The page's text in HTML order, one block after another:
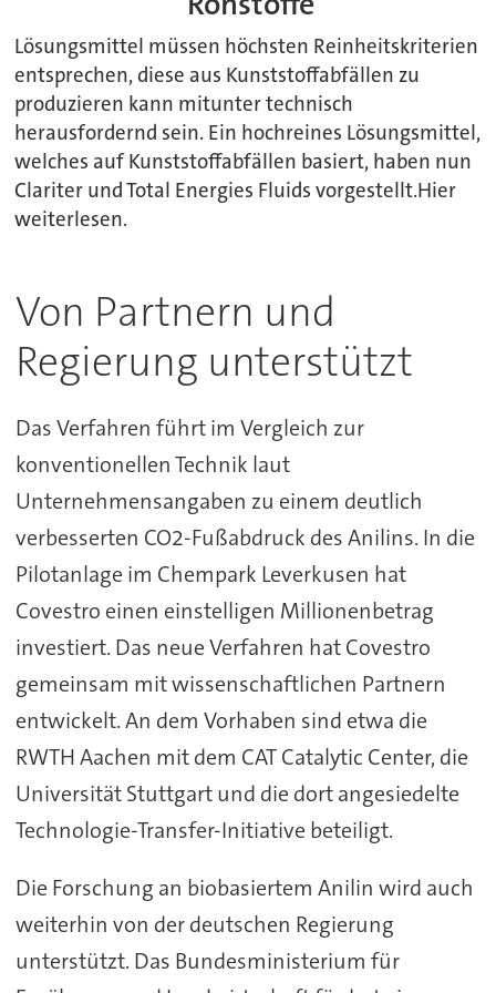
Lösungsmittel müssen höchsten Reinheitskriterien
entsprechen, diese aus Kunststoffabfällen zu
produzieren kann mitunter technisch
herausfordernd sein. Ein hochreines Lösungsmittel,
welches auf Kunststoffabfällen basiert, haben nun
Clariter und Total Energies Fluids vorgestellt.Hier
weiterlesen.
Von Partnern und
Regierung unterstützt
Das Verfahren führt im Vergleich zur
konventionellen Technik laut
Unternehmensangaben zu einem deutlich
verbesserten CO2-Fußabdruck des Anilins. In die
Pilotanlage im Chempark Leverkusen hat
Covestro einen einstelligen Millionenbetrag
investiert. Das neue Verfahren hat Covestro
gemeinsam mit wissenschaftlichen Partnern
entwickelt. An dem Vorhaben sind etwa die
RWTH Aachen mit dem CAT Catalytic Center, die
Universität Stuttgart und die dort angesiedelte
Technologie-Transfer-Initiative beteiligt.
Die Forschung an biobasiertem Anilin wird auch
weiterhin von der deutschen Regierung
unterstützt. Das Bundesministerium für